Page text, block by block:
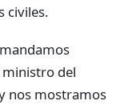
civiles.
del
nos mostramos